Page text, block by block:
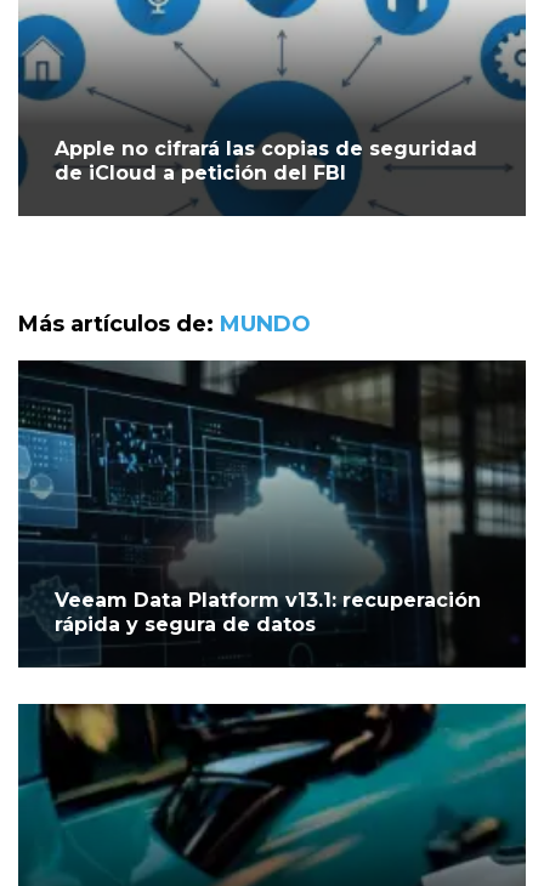
Apple no cifrará las copias de seguridad
de iCloud a petición del FBI
Más artículos de: MUNDO
Veeam Data Platform v13.1: recuperación
rápida y segura de datos